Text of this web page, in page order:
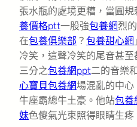
張水瓶的處境更糟，當圓
養價格ptt一股強包養網烈
在包養俱樂部 ？ 包養甜心網
冷笑，這聲冷笑的尾音甚至
三分之包養網ppt二的音樂
心寶貝包養網場混亂的中心
牛座霸總牛土豪。他站包養
妹色傻氣光束照得眼睛生疼